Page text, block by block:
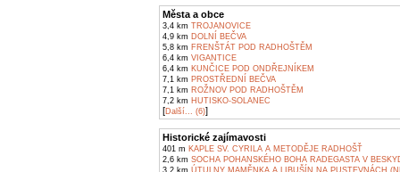
Města a obce
3,4 km TROJANOVICE
4,9 km DOLNÍ BEČVA
5,8 km FRENŠTÁT POD RADHOŠTĚM
6,4 km VIGANTICE
6,4 km KUNČICE POD ONDŘEJNÍKEM
7,1 km PROSTŘEDNÍ BEČVA
7,1 km ROŽNOV POD RADHOŠTĚM
7,2 km HUTISKO-SOLANEC
[Další... (6)]
Historické zajímavosti
401 m KAPLE SV. CYRILA A METODĚJE RADHOŠŤ
2,6 km SOCHA POHANSKÉHO BOHA RADEGASTA V
3,2 km ÚTULNY MAMĚNKA A LIBUŠÍN NA PUSTEVNÁCH